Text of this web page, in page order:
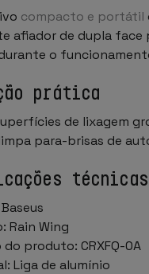
compacto e portátil
afiador de dupla face
o
prática
de lixagem
para-brisas de
Rain Wing
do produto: CRXFQ-0A
Liga de alumínio